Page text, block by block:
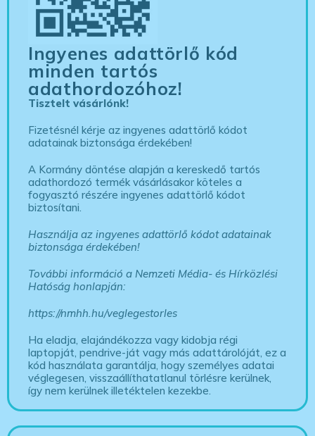
Ingyenes adattörlő kód
minden tartós
adathordozóhoz!
Tisztelt vásárlónk!
Fizetésnél kérje az ingyenes adattörlő kódot
adatainak biztonsága érdekében!
A Kormány döntése alapján a kereskedő tartós
adathordozó termék vásárlásakor köteles a
fogyasztó részére ingyenes adattörlő kódot
biztosítani.
Használja az ingyenes adattörlő kódot adatainak
biztonsága érdekében!
További információ a Nemzeti Média- és Hírközlési
Hatóság honlapján:
https://nmhh.hu/veglegestorles
Ha eladja, elajándékozza vagy kidobja régi
laptopját, pendrive-ját vagy más adattárolóját, ez a
kód használata garantálja, hogy személyes adatai
véglegesen, visszaállíthatatlanul törlésre kerülnek,
így nem kerülnek illetéktelen kezekbe.